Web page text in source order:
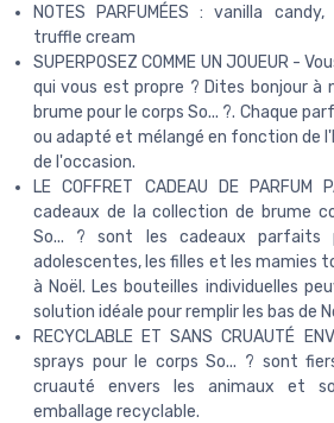
NOTES PARFUMÉES : vanilla
truffle cream
SUPERPOSEZ COMME UN JOUEUR -
qui vous est propre ? Dites bonjour à
brume pour le corps So... ?. Chaque
ou adapté et mélangé en fonction de
de l'occasion.
LE COFFRET CADEAU DE
cadeaux de la collection de brume
So... ? sont les cadeaux parfaits
adolescentes, les filles et les mamies
à Noël. Les bouteilles individuelles
solution idéale pour remplir les bas de
RECYCLABLE ET SANS CRUAUTÉ
sprays pour le corps So... ? sont
cruauté envers les animaux et
emballage recyclable.